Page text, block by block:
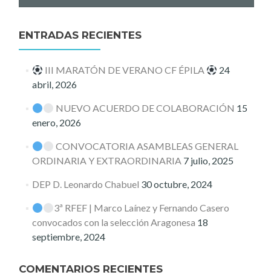
ENTRADAS RECIENTES
III MARATÓN DE VERANO CF ÉPILA
24
abril, 2026
NUEVO ACUERDO DE COLABORACIÓN 15
enero, 2026
CONVOCATORIA ASAMBLEAS GENERAL
ORDINARIA Y EXTRAORDINARIA 7 julio, 2025
DEP D. Leonardo Chabuel 30 octubre, 2024
3ª RFEF | Marco Laínez y Fernando Casero
convocados con la selección Aragonesa 18
septiembre, 2024
COMENTARIOS RECIENTES